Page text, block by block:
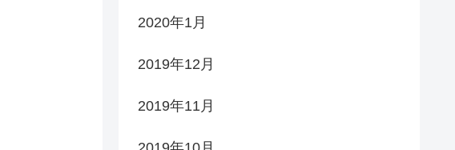
2020年1月
2019年12月
2019年11月